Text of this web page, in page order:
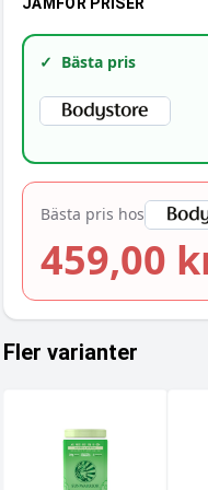
✓ Bästa pris
Bästa pris hos
459,00
Fler varianter